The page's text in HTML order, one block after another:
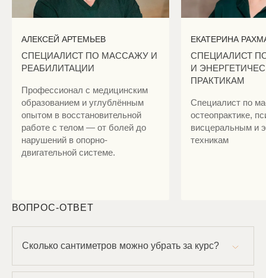
АЛЕКСЕЙ АРТЕМЬЕВ
СПЕЦИАЛИСТ ПО МАССАЖУ И
РЕАБИЛИТАЦИИ
Профессионал с медицинским
образованием и углублённым
опытом в восстановительной
работе с телом — от болей до
нарушений в опорно-
двигательной системе.
ЕКАТЕРИНА
СПЕЦИАЛИСТ
И
ПРАКТИКАМ
Специалист по
остеопрактике,
висцеральным и
техникам
ВОПРОС-ОТВЕТ
Сколько сантиметров можно убрать за курс?
сократить объемы в проблемных зонах на 2–6 см.